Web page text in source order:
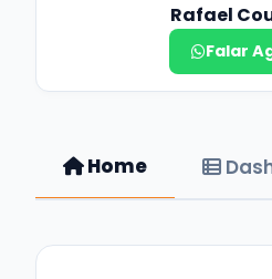
Rafael
Falar
Home